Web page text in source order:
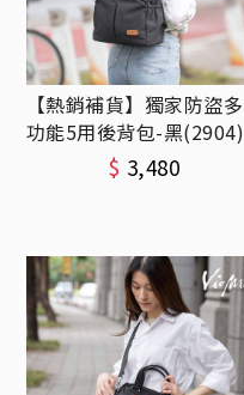
【熱銷補貨】獨家防盜多
功能5用後背包-黑(2904)
$ 3,480